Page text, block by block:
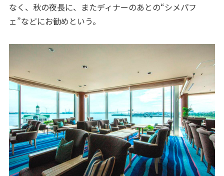
なく、秋の夜長に、またディナーのあとの“シメパフ
ェ”などにお勧めという。